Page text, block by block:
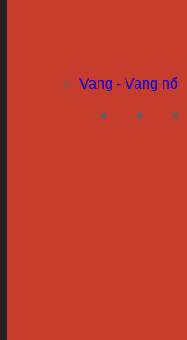
Vang - Vang nổ